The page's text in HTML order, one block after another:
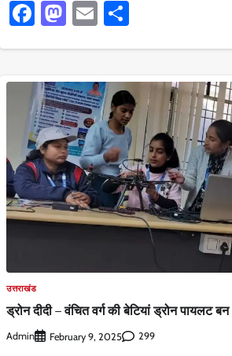
Facebook
Mastodon
Email
उत्तराखंड
ड्रोन दीदी – वंचित वर्ग की बेटियां ड्रोन पायलट
Admin February 9, 2025 299